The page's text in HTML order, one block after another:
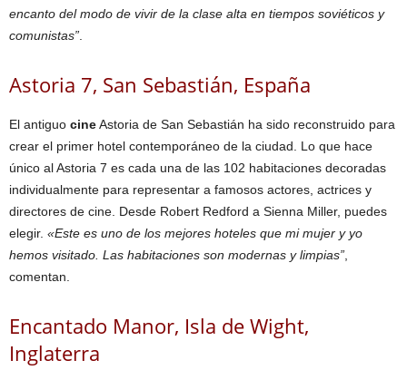
encanto del modo de vivir de la clase alta en tiempos soviéticos y
comunistas”
Astoria 7, San Sebastián, España
El antiguo cineAstoria de San Sebastián ha sido reconstruido para
crear el primer hotel contemporáneo de la ciudad. Lo que hace
único al Astoria 7 es cada una de las 102 habitaciones decoradas
individualmente para representar a famosos actores, actrices y
directores de cine. Desde Robert Redford a Sienna Miller, puedes
elegir. «Este es uno de los mejores hoteles que mi mujer y yo
hemos visitado. Las habitaciones son modernas y limpias”
comentan.
Encantado Manor, Isla de Wight,
Inglaterra